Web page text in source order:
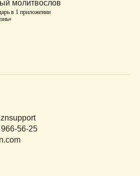
молитвослов
в 1 приложении
56-25